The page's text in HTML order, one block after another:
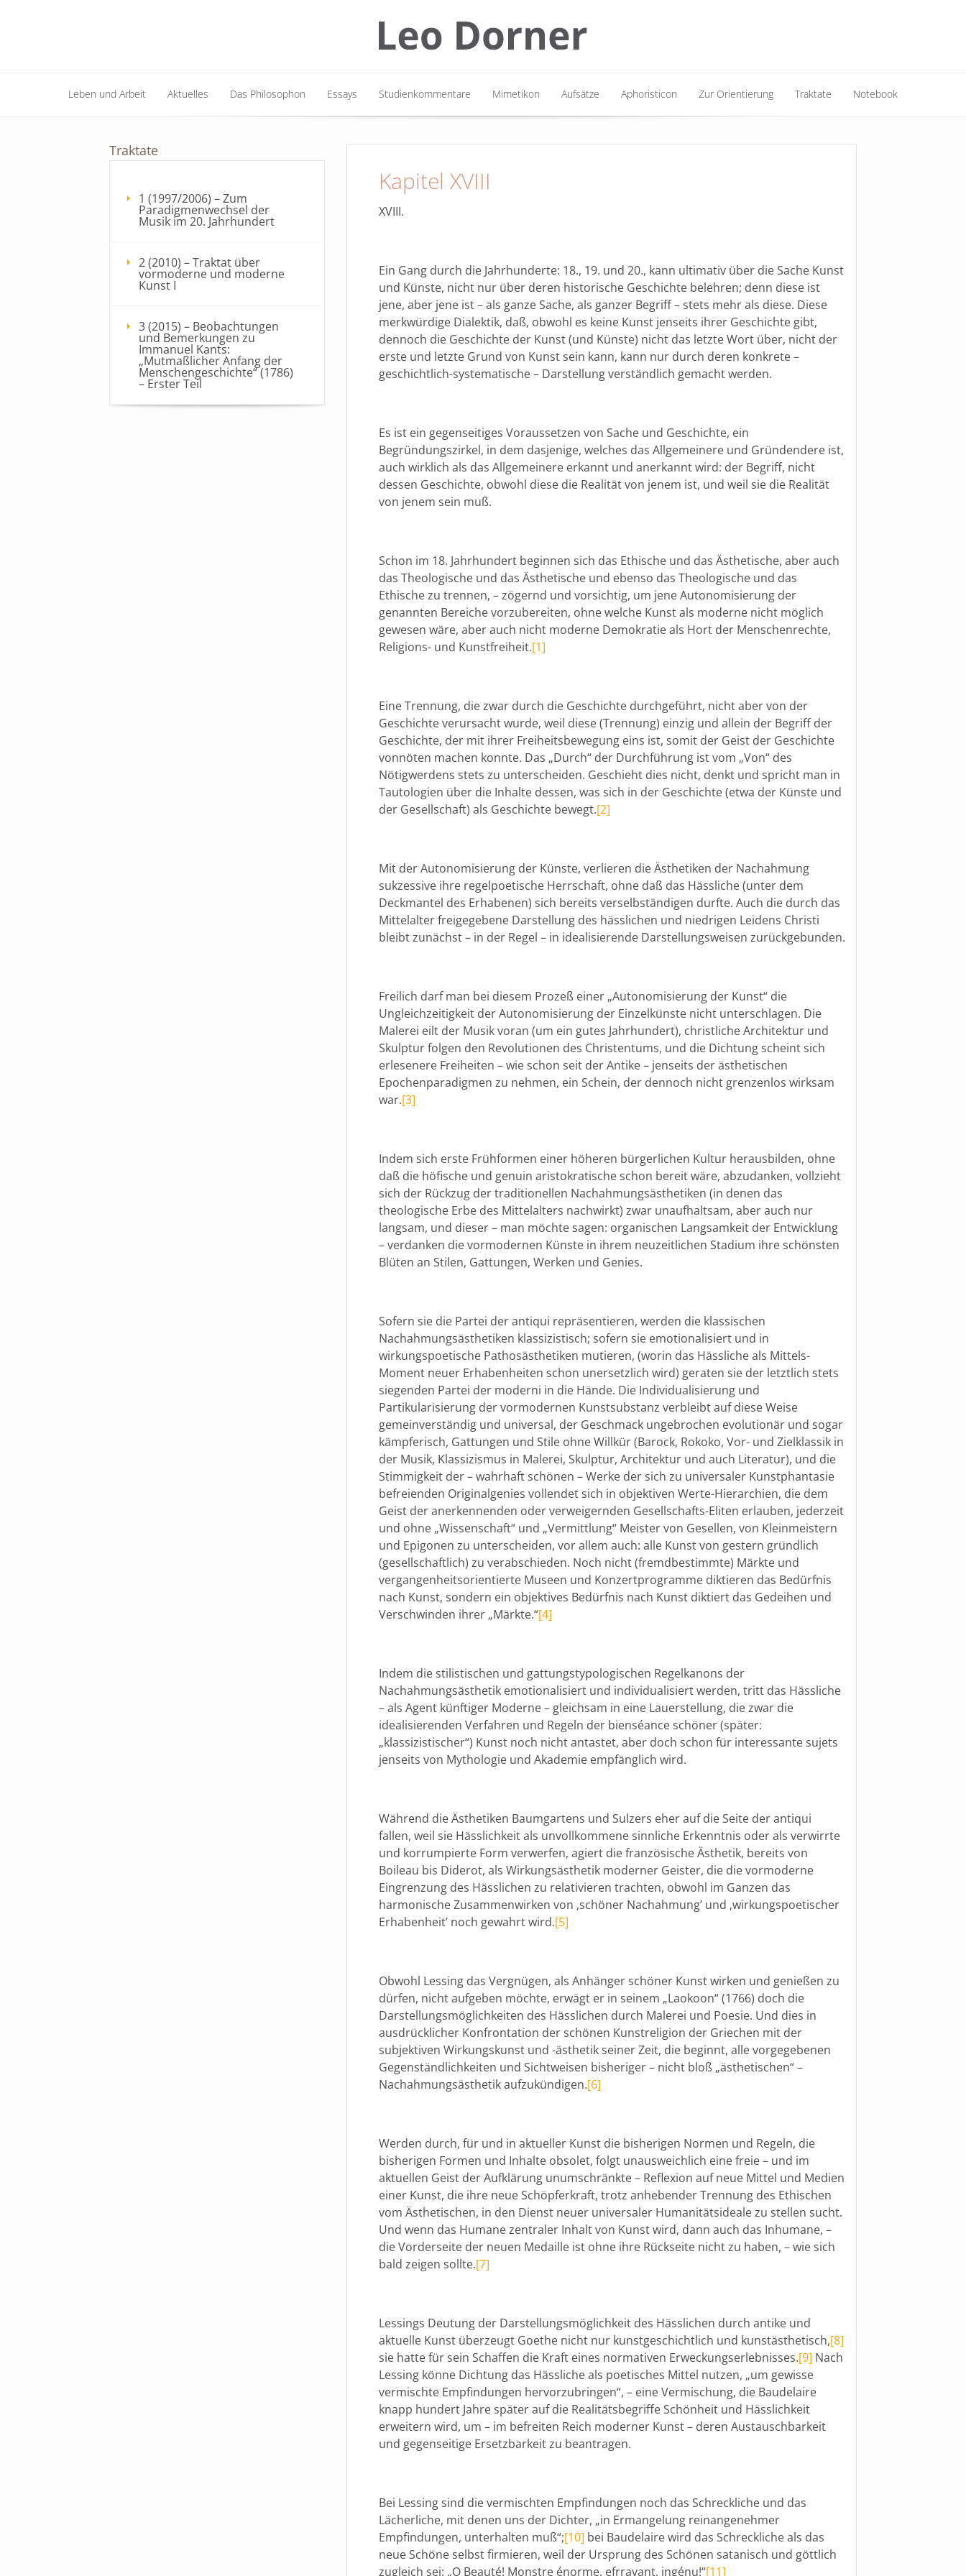
Leben und Arbeit Aktuelles Das Philosophon Essays Studienkommentare Mimetikon Aufsätze Aphoristicon Zur Orientierung Traktate Notebook
Kapitel XVIII
XVIII.
Ein Gang durch die Jahrhunderte: 18., 19. und 20., kann ultimativ über die Sache Kunst
und Künste, nicht nur über deren historische Geschichte belehren; denn diese ist
jene, aber jene ist – als ganze Sache, als ganzer Begriff – stets mehr als diese. Diese
merkwürdige Dialektik, daß, obwohl es keine Kunst jenseits ihrer Geschichte gibt,
dennoch die Geschichte der Kunst (und Künste) nicht das letzte Wort über, nicht der
erste und letzte Grund von Kunst sein kann, kann nur durch deren konkrete –
geschichtlich-systematische – Darstellung verständlich gemacht werden.
Es ist ein gegenseitiges Voraussetzen von Sache und Geschichte, ein
Begründungszirkel, in dem dasjenige, welches das Allgemeinere und Gründendere ist,
auch wirklich als das Allgemeinere erkannt und anerkannt wird: der Begriff, nicht
dessen Geschichte, obwohl diese die Realität von jenem ist, und weil sie die Realität
von jenem sein muß.
Schon im 18. Jahrhundert beginnen sich das Ethische und das Ästhetische, aber auch
das Theologische und das Ästhetische und ebenso das Theologische und das
Ethische zu trennen, – zögernd und vorsichtig, um jene Autonomisierung der
genannten Bereiche vorzubereiten, ohne welche Kunst als moderne nicht möglich
gewesen wäre, aber auch nicht moderne Demokratie als Hort der Menschenrechte,
Religions- und Kunstfreiheit.[1]
Eine Trennung, die zwar durch die Geschichte durchgeführt, nicht aber von der
Geschichte verursacht wurde, weil diese (Trennung) einzig und allein der Begriff der
Geschichte, der mit ihrer Freiheitsbewegung eins ist, somit der Geist der Geschichte
vonnöten machen konnte. Das „Durch“ der Durchführung ist vom „Von“ des
Nötigwerdens stets zu unterscheiden. Geschieht dies nicht, denkt und spricht man in
Tautologien über die Inhalte dessen, was sich in der Geschichte (etwa der Künste und
der Gesellschaft) als Geschichte bewegt.[2]
Mit der Autonomisierung der Künste, verlieren die Ästhetiken der Nachahmung
sukzessive ihre regelpoetische Herrschaft, ohne daß das Hässliche (unter dem
Deckmantel des Erhabenen) sich bereits verselbständigen durfte. Auch die durch das
Mittelalter freigegebene Darstellung des hässlichen und niedrigen Leidens Christi
bleibt zunächst – in der Regel – in idealisierende Darstellungsweisen zurückgebunden.
Freilich darf man bei diesem Prozeß einer „Autonomisierung der Kunst“ die
Ungleichzeitigkeit der Autonomisierung der Einzelkünste nicht unterschlagen. Die
Malerei eilt der Musik voran (um ein gutes Jahrhundert), christliche Architektur und
Skulptur folgen den Revolutionen des Christentums, und die Dichtung scheint sich
erlesenere Freiheiten – wie schon seit der Antike – jenseits der ästhetischen
Epochenparadigmen zu nehmen, ein Schein, der dennoch nicht grenzenlos wirksam
war.[3]
Indem sich erste Frühformen einer höheren bürgerlichen Kultur herausbilden, ohne
daß die höfische und genuin aristokratische schon bereit wäre, abzudanken, vollzieht
sich der Rückzug der traditionellen Nachahmungsästhetiken (in denen das
theologische Erbe des Mittelalters nachwirkt) zwar unaufhaltsam, aber auch nur
langsam, und dieser – man möchte sagen: organischen Langsamkeit der Entwicklung
– verdanken die vormodernen Künste in ihrem neuzeitlichen Stadium ihre schönsten
Blüten an Stilen, Gattungen, Werken und Genies.
Sofern sie die Partei der antiqui repräsentieren, werden die klassischen
Nachahmungsästhetiken klassizistisch; sofern sie emotionalisiert und in
wirkungspoetische Pathosästhetiken mutieren, (worin das Hässliche als Mittels-
Moment neuer Erhabenheiten schon unersetzlich wird) geraten sie der letztlich stets
siegenden Partei der moderni in die Hände. Die Individualisierung und
Partikularisierung der vormodernen Kunstsubstanz verbleibt auf diese Weise
gemeinverständig und universal, der Geschmack ungebrochen evolutionär und sogar
kämpferisch, Gattungen und Stile ohne Willkür (Barock, Rokoko, Vor- und Zielklassik in
der Musik, Klassizismus in Malerei, Skulptur, Architektur und auch Literatur), und die
Stimmigkeit der – wahrhaft schönen – Werke der sich zu universaler Kunstphantasie
befreienden Originalgenies vollendet sich in objektiven Werte-Hierarchien, die dem
Geist der anerkennenden oder verweigernden Gesellschafts-Eliten erlauben, jederzeit
und ohne „Wissenschaft“ und „Vermittlung“ Meister von Gesellen, von Kleinmeistern
und Epigonen zu unterscheiden, vor allem auch: alle Kunst von gestern gründlich
(gesellschaftlich) zu verabschieden. Noch nicht (fremdbestimmte) Märkte und
vergangenheitsorientierte Museen und Konzertprogramme diktieren das Bedürfnis
nach Kunst, sondern ein objektives Bedürfnis nach Kunst diktiert das Gedeihen und
Verschwinden ihrer „Märkte.“[4]
Indem die stilistischen und gattungstypologischen Regelkanons der
Nachahmungsästhetik emotionalisiert und individualisiert werden, tritt das Hässliche
– als Agent künftiger Moderne – gleichsam in eine Lauerstellung, die zwar die
idealisierenden Verfahren und Regeln der bienséance schöner (später:
„klassizistischer“) Kunst noch nicht antastet, aber doch schon für interessante sujets
jenseits von Mythologie und Akademie empfänglich wird.
Während die Ästhetiken Baumgartens und Sulzers eher auf die Seite der antiqui
fallen, weil sie Hässlichkeit als unvollkommene sinnliche Erkenntnis oder als verwirrte
und korrumpierte Form verwerfen, agiert die französische Ästhetik, bereits von
Boileau bis Diderot, als Wirkungsästhetik moderner Geister, die die vormoderne
Eingrenzung des Hässlichen zu relativieren trachten, obwohl im Ganzen das
harmonische Zusammenwirken von ‚schöner Nachahmung’ und ‚wirkungspoetischer
Erhabenheit’ noch gewahrt wird.[5]
Obwohl Lessing das Vergnügen, als Anhänger schöner Kunst wirken und genießen zu
dürfen, nicht aufgeben möchte, erwägt er in seinem „Laokoon“ (1766) doch die
Darstellungsmöglichkeiten des Hässlichen durch Malerei und Poesie. Und dies in
ausdrücklicher Konfrontation der schönen Kunstreligion der Griechen mit der
subjektiven Wirkungskunst und -ästhetik seiner Zeit, die beginnt, alle vorgegebenen
Gegenständlichkeiten und Sichtweisen bisheriger – nicht bloß „ästhetischen“ –
Nachahmungsästhetik aufzukündigen.[6]
Werden durch, für und in aktueller Kunst die bisherigen Normen und Regeln, die
bisherigen Formen und Inhalte obsolet, folgt unausweichlich eine freie – und im
aktuellen Geist der Aufklärung unumschränkte – Reflexion auf neue Mittel und Medien
einer Kunst, die ihre neue Schöpferkraft, trotz anhebender Trennung des Ethischen
vom Ästhetischen, in den Dienst neuer universaler Humanitätsideale zu stellen sucht.
Und wenn das Humane zentraler Inhalt von Kunst wird, dann auch das Inhumane, –
die Vorderseite der neuen Medaille ist ohne ihre Rückseite nicht zu haben, – wie sich
bald zeigen sollte.[7]
Lessings Deutung der Darstellungsmöglichkeit des Hässlichen durch antike und
aktuelle Kunst überzeugt Goethe nicht nur kunstgeschichtlich und kunstästhetisch,[8]
sie hatte für sein Schaffen die Kraft eines normativen Erweckungserlebnisses.[9] Nach
Lessing könne Dichtung das Hässliche als poetisches Mittel nutzen, „um gewisse
vermischte Empfindungen hervorzubringen“, – eine Vermischung, die Baudelaire
knapp hundert Jahre später auf die Realitätsbegriffe Schönheit und Hässlichkeit
erweitern wird, um – im befreiten Reich moderner Kunst – deren Austauschbarkeit
und gegenseitige Ersetzbarkeit zu beantragen.
Bei Lessing sind die vermischten Empfindungen noch das Schreckliche und das
Lächerliche, mit denen uns der Dichter, „in Ermangelung reinangenehmer
Empfindungen, unterhalten muß“;[10] bei Baudelaire wird das Schreckliche als das
neue Schöne selbst firmieren, weil der Ursprung des Schönen satanisch und göttlich
zugleich sei: „O Beauté! Monstre énorme, efrrayant, ingénu!“[11]
Traktate
1 (1997/2006) – Zum
Paradigmenwechsel der
Musik im 20. Jahrhundert
2 (2010) – Traktat über
vormoderne und moderne
Kunst I
3 (2015) – Beobachtungen
und Bemerkungen zu
Immanuel Kants:
„Mutmaßlicher Anfang der
Menschengeschichte“ (1786)
– Erster Teil